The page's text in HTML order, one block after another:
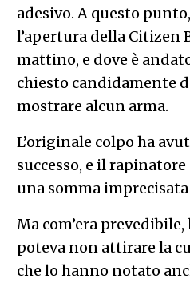
adesivo. A questo
l’apertura della Citizen
mattino, e dove è
chiesto candidamente
mostrare alcun arma.
L’originale colpo ha
successo, e il
una somma imprecisata
Ma com’era
poteva non attirare la
che lo hanno notato